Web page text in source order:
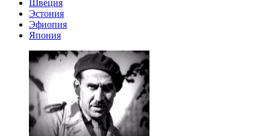
Швеция
Эстония
Эфиопия
Япония